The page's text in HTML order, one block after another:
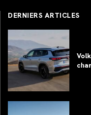
DERNIERS ARTICLES